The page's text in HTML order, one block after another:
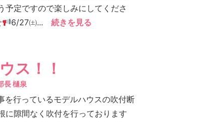
定ですので楽しみにしてくださ
6/27㈯... 続きを見る
ス！！
長 樋泉
を行っているモデルハウスの吹付断
隙間なく吹付を行っております